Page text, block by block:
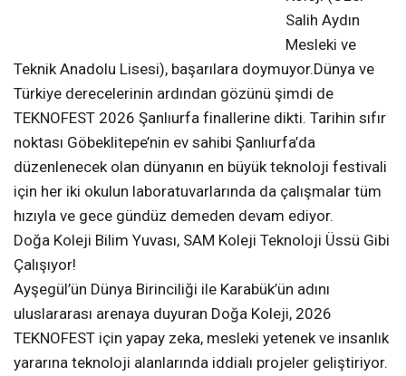
Salih Aydın
Mesleki ve
Teknik Anadolu Lisesi), başarılara doymuyor.Dünya ve
Türkiye derecelerinin ardından gözünü şimdi de
TEKNOFEST 2026 Şanlıurfa finallerine dikti. Tarihin sıfır
noktası Göbeklitepe’nin ev sahibi Şanlıurfa’da
düzenlenecek olan dünyanın en büyük teknoloji festivali
için her iki okulun laboratuvarlarında da çalışmalar tüm
hızıyla ve gece gündüz demeden devam ediyor.
Doğa Koleji Bilim Yuvası, SAM Koleji Teknoloji Üssü Gibi
Çalışıyor!
Ayşegül’ün Dünya Birinciliği ile Karabük’ün adını
uluslararası arenaya duyuran Doğa Koleji, 2026
TEKNOFEST için yapay zeka, mesleki yetenek ve insanlık
yararına teknoloji alanlarında iddialı projeler geliştiriyor.